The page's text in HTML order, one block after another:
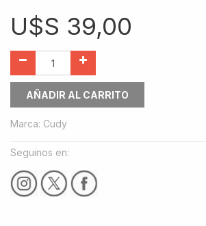
U$S 39,00
AÑADIR AL CARRITO
Marca: Cudy
Seguinos en: